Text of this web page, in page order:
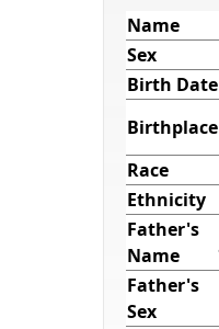
Name
Sex
Birth Date
Birthplace
Race
Ethnicity
Father's
Name
Father's
Sex